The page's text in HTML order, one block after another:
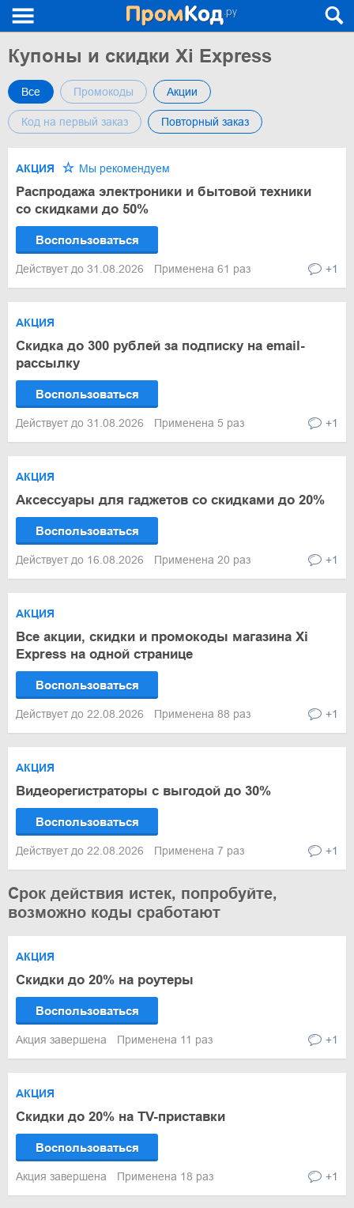
Купоны и скидки Xi Express
Все Промокоды Акции
Код на первый заказ Повторный заказ
АКЦИЯ Мы рекомендуем
Распродажа электроники и бытовой техники
со скидками до 50%
Воспользоваться
Действует до 31.08.2026 Применена 61 раз +1
АКЦИЯ
Скидка до 300 рублей за подписку на email-
рассылку
Воспользоваться
Действует до 31.08.2026 Применена 5 раз +1
АКЦИЯ
Аксессуары для гаджетов со скидками до 20%
Воспользоваться
Действует до 16.08.2026 Применена 20 раз +1
АКЦИЯ
Все акции, скидки и промокоды магазина Xi
Express на одной странице
Воспользоваться
Действует до 22.08.2026 Применена 88 раз +1
АКЦИЯ
Видеорегистраторы с выгодой до 30%
Воспользоваться
Действует до 22.08.2026 Применена 7 раз +1
Срок действия истек, попробуйте,
возможно коды сработают
АКЦИЯ
Скидки до 20% на роутеры
Воспользоваться
Акция завершена Применена 11 раз +1
АКЦИЯ
Скидки до 20% на TV-приставки
Воспользоваться
Акция завершена Применена 18 раз +1